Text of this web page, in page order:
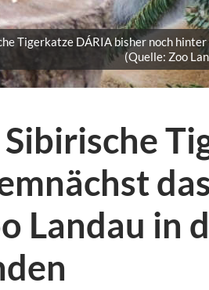
Tigerkatze DÁRIA bisher noch
(Quelle: Zoo
Landau in